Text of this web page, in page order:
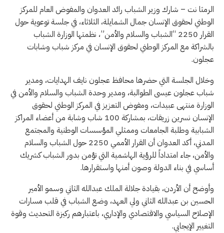
الرمثا نت – شارك وزير الشباب رائد العدوان والمفوض العام للمركز
الوطني لحقوق الإنسان جمال الشمايلة، الثلاثاء، في جلسة توعوية حول
القرار 2250 “الشباب والسلام والأمن”، نظمتها الوزارة الشباب
بالشراكة مع المركز الوطني لحقوق الإنسان في مركز شباب وشابات
عجلون.
وخلال الجلسة التي حضرها محافظ عجلون نايف الهدايات، ومدير
شباب عجلون عيسى الطوالبة، ومدير وحدة الشباب والسلام والأمن في
الوزارة منتهى عبيدات، ومفوض التعزيز في المركز الوطني لحقوق
الإنسان نسرين زريقات، بمشاركة 100 شاب وشابة من أعضاء المراكز
الشبابية وطلبة الجامعات وممثلي المؤسسات الوطنية والمجتمع
المدني، أكد العدوان أن القرار الأممي 2250 حول الشباب والسلام
والأمن، جاء امتداداً للرؤية الهاشمية التي تؤمن بدور الشباب كشريك
أساسي في بناء الدولة وصون أمنها واستقرارها.
وأوضح أن الأردن، بقيادة جلالة الملك عبدالله الثاني وسمو الأمير
الحسين بن عبدالله الثاني ولي العهد، وضع الشباب في قلب مسارات
الإصلاح السياسي والاقتصادي والإداري، باعتبارهم ركيزة التحديث وقوة
التغيير الإيجابي.